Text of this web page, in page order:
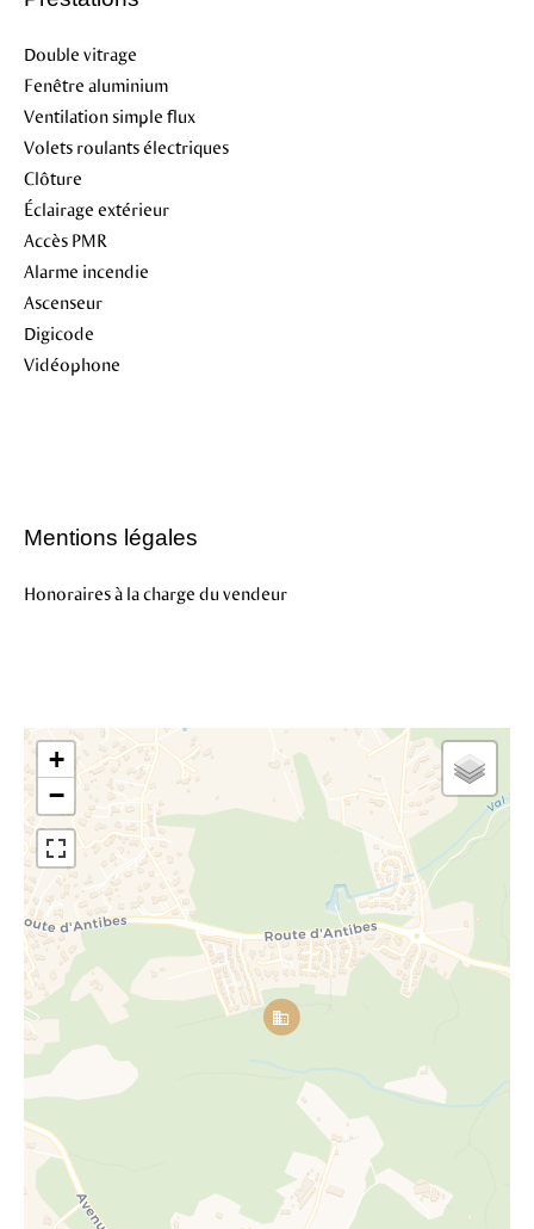
Double vitrage
Fenêtre aluminium
Ventilation simple flux
Volets roulants électriques
Clôture
Éclairage extérieur
Accès PMR
Alarme incendie
Ascenseur
Digicode
Vidéophone
Mentions légales
Honoraires à la charge du vendeur
+
−